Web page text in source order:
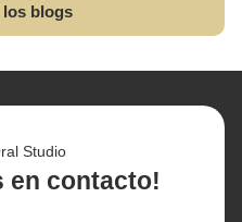
los blogs
en contacto!